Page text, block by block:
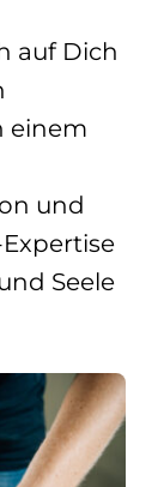
auf Dich
einem
und
Seele